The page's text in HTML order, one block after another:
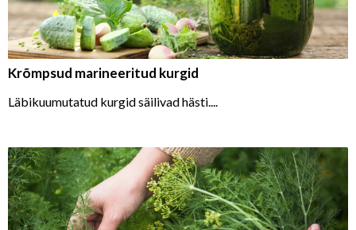
Krõmpsud marineeritud kurgid
Läbikuumutatud kurgid säilivad hästi....